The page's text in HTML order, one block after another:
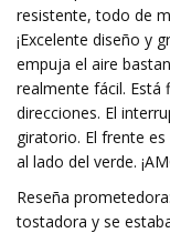
resistente, todo de
¡Excelente diseño y
empuja el aire
realmente fácil. Está
direcciones. El
giratorio. El frente
al lado del verde.
Reseña
tostadora y se